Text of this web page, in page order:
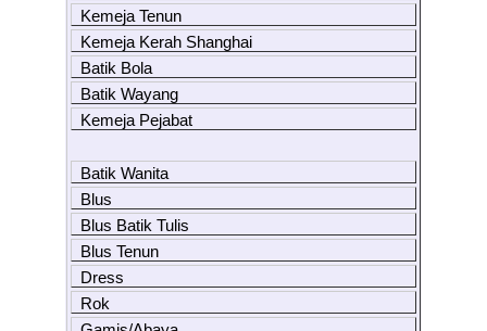
Kemeja Tenun
Kemeja Kerah Shanghai
Batik Bola
Batik Wayang
Kemeja Pejabat
Batik Wanita
Blus
Blus Batik Tulis
Blus Tenun
Dress
Rok